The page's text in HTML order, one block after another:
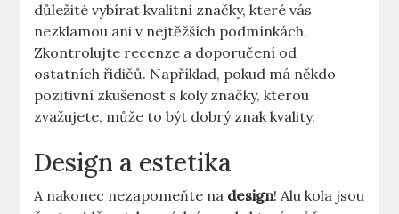
důležité vybírat kvalitní značky, které vás
nezklamou ani v nejtěžších podmínkách.
Zkontrolujte recenze a doporučení od
ostatních řidičů. Například, pokud má někdo
pozitivní zkušenost s koly značky, kterou
zvažujete, může to být dobrý znak kvality.
Design a estetika
A nakonec nezapomeňte na design! Alu kola jsou